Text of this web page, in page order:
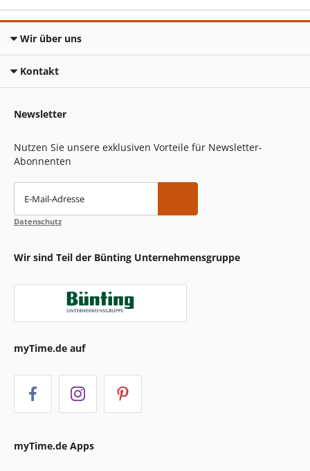
Wir über uns
Kontakt
Newsletter
Nutzen Sie unsere exklusiven Vorteile für Newsletter-
Abonnenten
E-Mail-Adresse
Datenschutz
Wir sind Teil der Bünting Unternehmensgruppe
myTime.de auf
myTime.de Apps